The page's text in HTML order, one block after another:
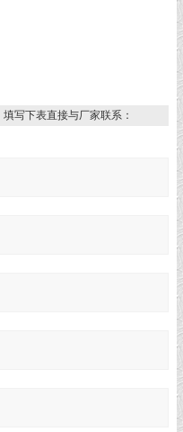
写下表直接与厂家联系：